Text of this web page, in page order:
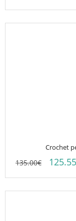
Crochet
135.00€ 125.55